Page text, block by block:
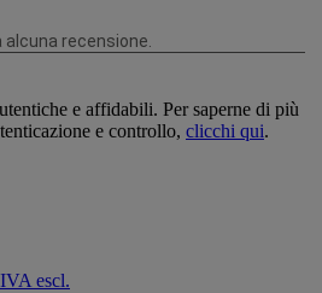
e affidabili. Per saperne di più
e controllo, clicchi qui.
escl.